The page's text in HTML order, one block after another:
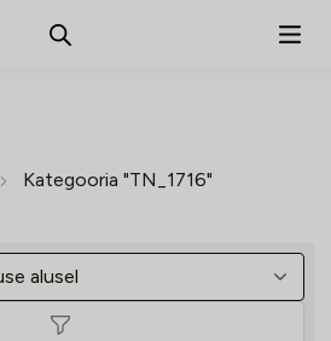
Kategooria "TN_1716"